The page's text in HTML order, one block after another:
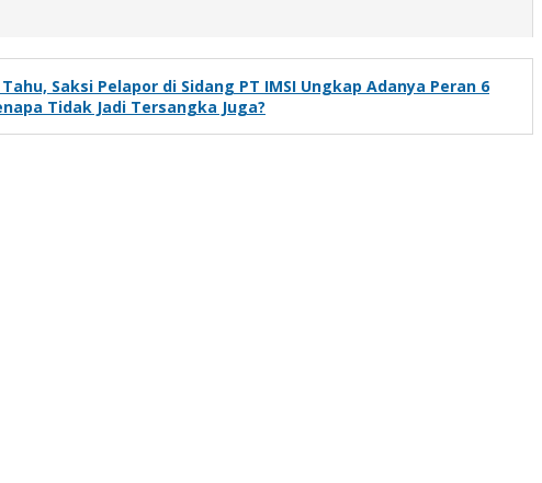
Saksi Pelapor di Sidang PT IMSI Ungkap Adanya Peran 6
Tidak Jadi Tersangka Juga?